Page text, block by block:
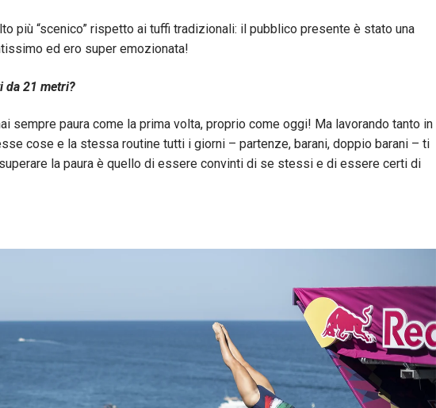
più “scenico” rispetto ai tuffi tradizionali: il pubblico presente è stato una
ed ero super emozionata!
da 21 metri?
sempre paura come la prima volta, proprio come oggi! Ma lavorando tanto in
cose e la stessa routine tutti i giorni – partenze, barani, doppio barani – ti
la paura è quello di essere convinti di se stessi e di essere certi di